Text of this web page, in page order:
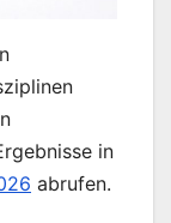
in
abrufen.